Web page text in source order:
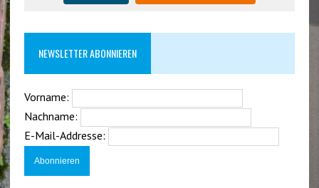
NEWSLETTER ABONNIEREN
Vorname:
Nachname:
E-Mail-Addresse: